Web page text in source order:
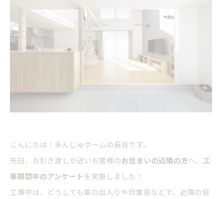
こんにちは！あんじゅホームの長谷です。
先日、お引き渡しが近いお客様のお住まいの近隣の方へ、 工
事期間中のアンケートを実施しました！
工事中は、どうしても車の出入りや作業音などで、近隣の皆